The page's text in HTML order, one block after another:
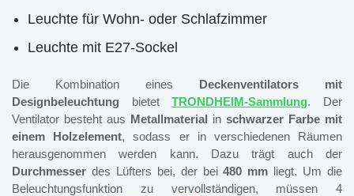
Leuchte für Wohn- oder Schlafzimmer
Leuchte mit E27-Sockel
Die Kombination eines Deckenventilators mit
Designbeleuchtung bietetTRONDHEIM-Sammlung. Der
Ventilator besteht aus Metallmaterial in schwarzer Farbe mit
einem Holzelement, sodass er in verschiedenen Räumen
herausgenommen werden kann. Dazu trägt auch der
Durchmesser des Lüfters bei, der bei480 mm liegt. Um die
Beleuchtungsfunktion zu vervollständigen, müssen 4